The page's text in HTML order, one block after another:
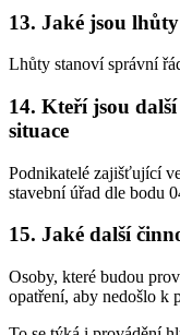
13. Jaké jsou
Lhůty stanoví správní
14. Kteří jsou
situace
Podnikatelé zajišťující
stavební úřad dle bodu
15. Jaké další
Osoby, které budou
opatření, aby nedošlo k